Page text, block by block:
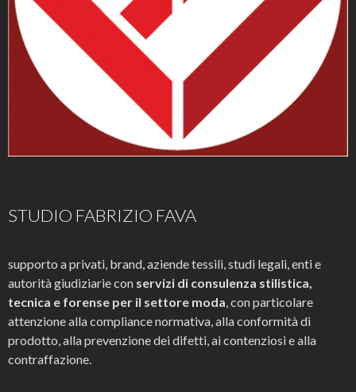
STUDIO FABRIZIO FAVA
supporto a privati, brand, aziende tessili, studi legali, enti e
autorità giudiziarie con servizi di consulenza stilistica,
tecnica e forense per il settore moda , con particolare
attenzione alla compliance normativa, alla conformità di
prodotto, alla prevenzione dei difetti, ai contenziosi e alla
contraffazione.